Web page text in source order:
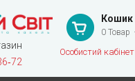
Кошик
0 Товар
Особистий кабінет